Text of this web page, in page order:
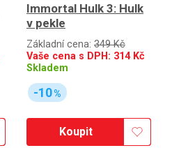
Immortal Hulk 3: Hulk
v pekle
Základní cena: 349 Kč
Vaše cena s DPH: 314Kč
Skladem
-10%
Koupit